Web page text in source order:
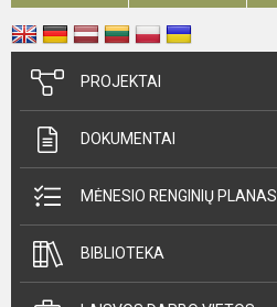
PROJEKTAI
DOKUMENTAI
MĖNESIO RENGINIŲ PLANAS
BIBLIOTEKA